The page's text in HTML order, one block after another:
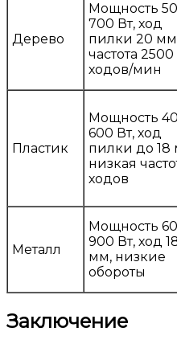
Дерево
Мощность
700 Вт, ход
пилки 20
частота 2500
ходов/мин
Пластик
Мощность
600 Вт, ход
пилки до 18
низкая
ходов
Металл
Мощность
900 Вт, ход
мм, низкие
обороты
Заключение